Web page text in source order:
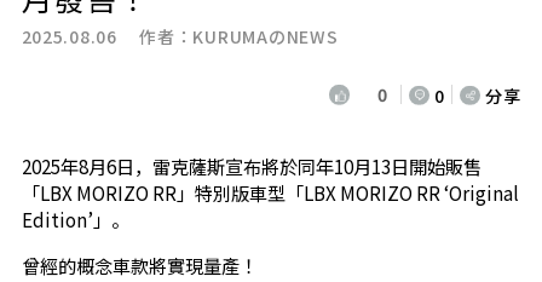
2025.08.06 作者： KURUMAのNEWS
0 0 分享
2025年8月6日，雷克薩斯宣布將於同年10月13日開始販售
「LBX MORIZO RR」特別版車型「LBX MORIZO RR ‘Original
Edition’」。
曾經的概念車款將實現量產！